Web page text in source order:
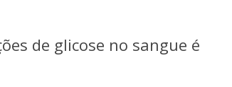
de glicose no sangue é